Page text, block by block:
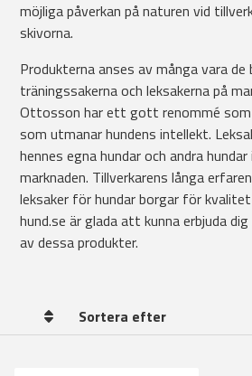
möjliga påverkan på naturen vid
skivorna.
Produkterna anses av många vara de
träningssakerna och leksakerna på
Ottosson har ett gott renommé som
som utmanar hundens intellekt.
hennes egna hundar och andra
marknaden. Tillverkarens långa
leksaker för hundar borgar för
hund.se är glada att kunna erbjuda
av dessa produkter.
Sortera efter